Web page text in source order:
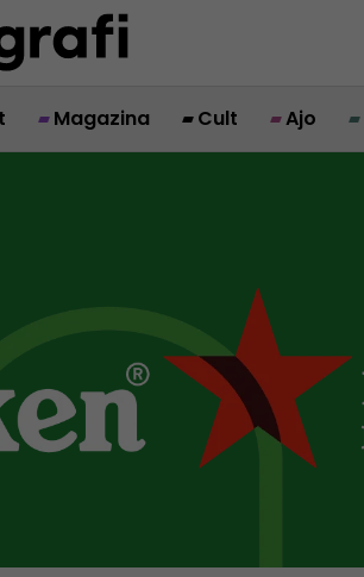
Magazina Cult Ajo